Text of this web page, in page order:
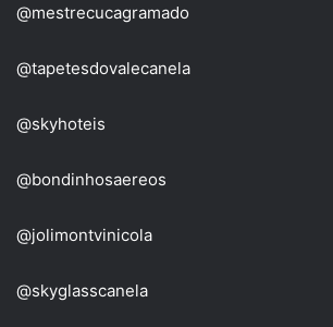
@mestrecucagramado
@tapetesdovalecanela
@skyhoteis
@bondinhosaereos
@jolimontvinicola
@skyglasscanela